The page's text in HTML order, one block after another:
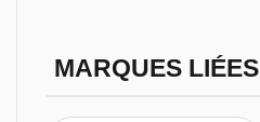
MARQUES LIÉES